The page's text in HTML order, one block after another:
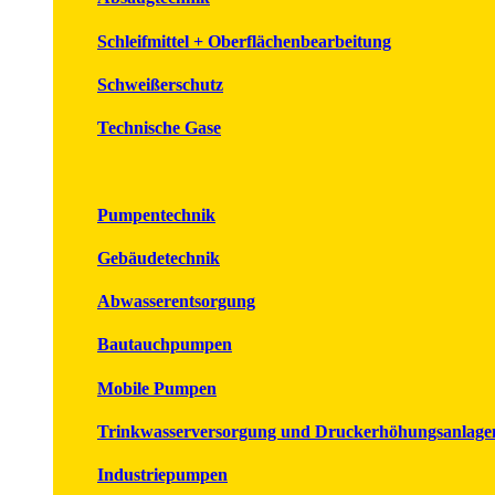
Schleifmittel + Oberflächenbearbeitung
Schweißerschutz
Technische Gase
Pumpentechnik
Gebäudetechnik
Abwasserentsorgung
Bautauchpumpen
Mobile Pumpen
Trinkwasserversorgung und
Industriepumpen